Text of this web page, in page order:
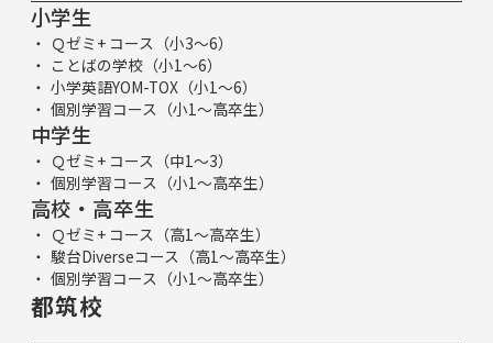
小学生
Ｑゼミ+ コース（小3～6）
ことばの学校（小1～6）
小学英語YOM-TOX（小1～6）
個別学習コース（小1～高卒生）
中学生
Ｑゼミ+ コース（中1～3）
個別学習コース（小1～高卒生）
高校・高卒生
Ｑゼミ+ コース（高1～高卒生）
駿台Diverseコース（高1～高卒生）
個別学習コース（小1～高卒生）
都筑校